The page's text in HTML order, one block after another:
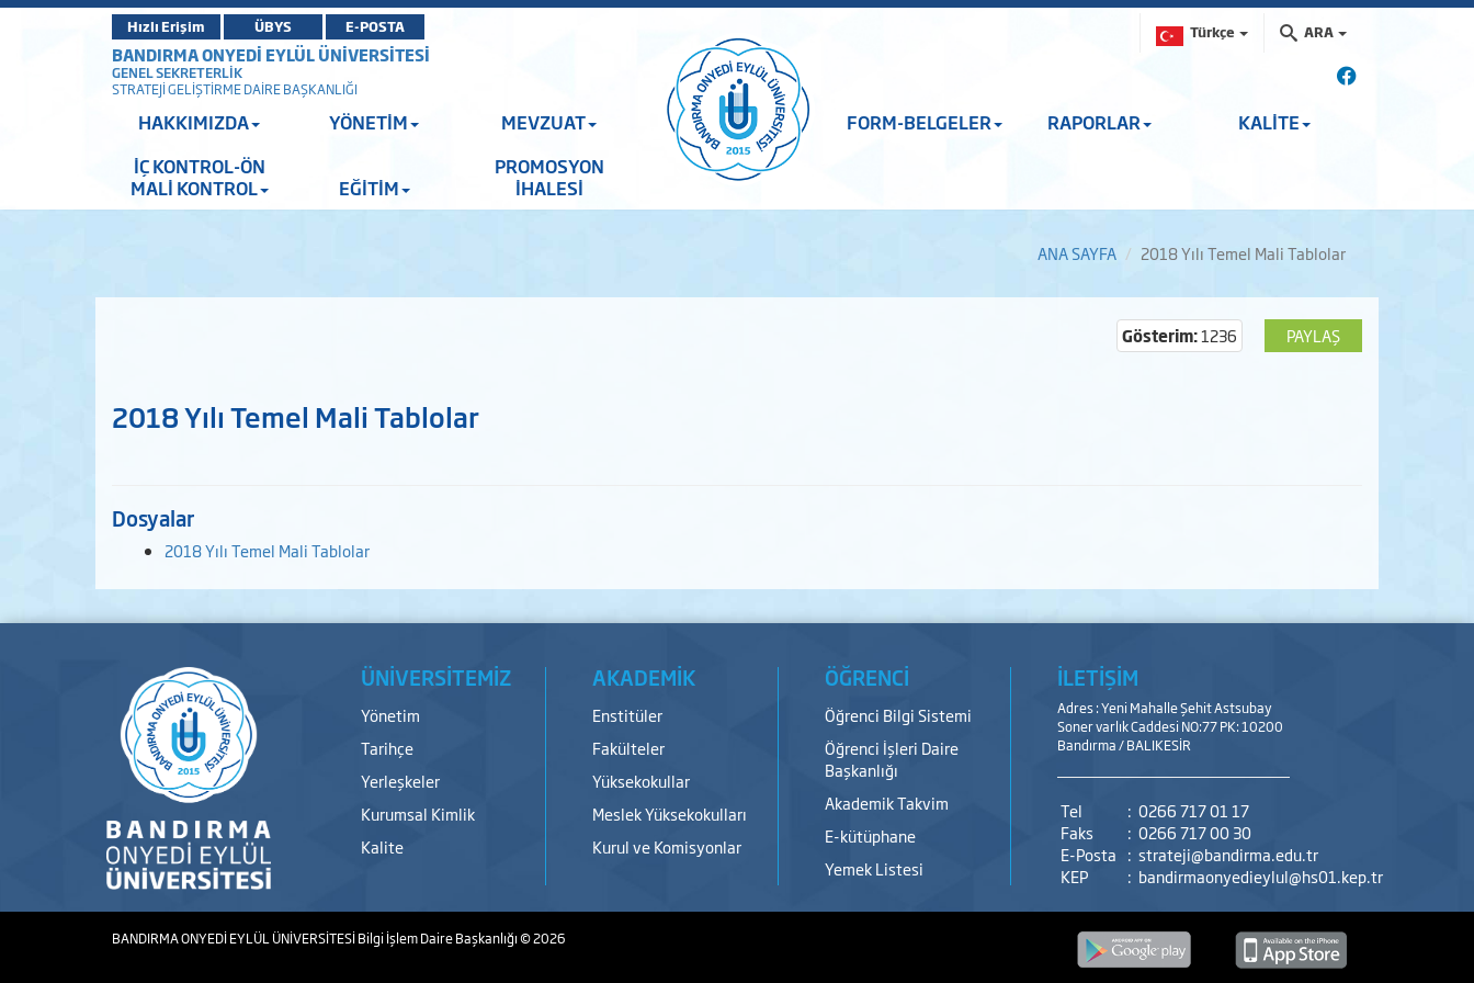
Hızlı Erişim ÜBYS E-POSTA Türkçe ARA
BANDIRMA ONYEDİ EYLÜL ÜNİVERSİTESİ
GENEL SEKRETERLİK
STRATEJİ GELİŞTİRME DAİRE BAŞKANLIĞI
HAKKIMIZDA YÖNETİM MEVZUAT FORM-BELGELER RAPORLAR
KALİTE
İÇ KONTROL-ÖN
MALİ KONTROL
EĞİTİM
PROMOSYON
İHALESİ
ANA SAYFA 2018 Yılı Temel Mali Tablolar
PAYLAŞ
Gösterim:1236
2018 Yılı Temel Mali Tablolar
Dosyalar
2018 Yılı Temel Mali Tablolar
ÜNİVERSİTEMİZ
Yönetim
Tarihçe
Yerleşkeler
Kurumsal Kimlik
Kalite
AKADEMİK
Enstitüler
Fakülteler
Yüksekokullar
Meslek Yüksekokulları
Kurul ve Komisyonlar
ÖĞRENCİ
Öğrenci Bilgi Sistemi
Öğrenci İşleri Daire
Başkanlığı
Akademik Takvim
E-kütüphane
Yemek Listesi
İLETİŞİM
Adres : Yeni Mahalle Şehit Astsubay
Soner varlık Caddesi NO:77 PK: 10200
Bandırma / BALIKESİR
Tel : 0266 717 01 17
Faks
: 0266 717 00 30
E-Posta : strateji@bandirma.edu.tr
KEP
: bandirmaonyedieylul@hs01.kep.tr
BANDIRMA ONYEDİ EYLÜL ÜNİVERSİTESİBilgi İşlem Daire Başkanlığı© 2026